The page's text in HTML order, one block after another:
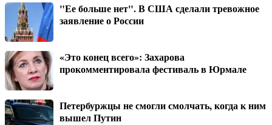
"Ее больше нет". В США сделали тревожное
заявление о России
«Это конец всего»: Захарова
прокомментировала фестиваль в Юрмале
Петербуржцы не смогли смолчать, когда к ним
вышел Путин